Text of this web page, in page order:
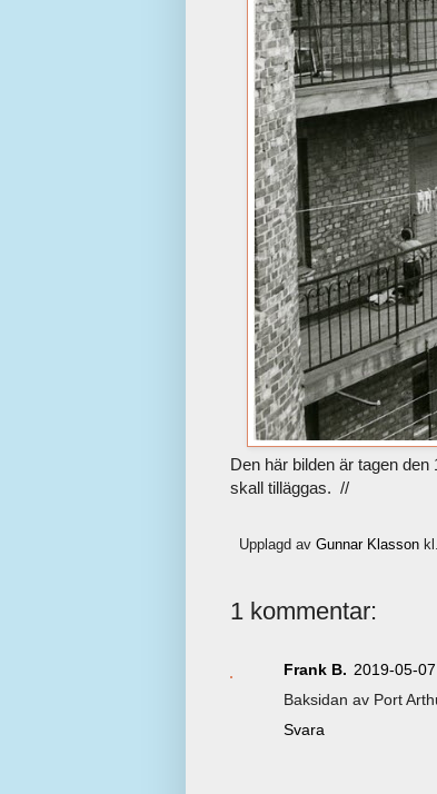
Den här bilden är tagen
skall tilläggas. //
Upplagd av Gunnar Klasson kl.
1 kommentar:
Frank B. 2019-05-
Baksidan av Port
Svara